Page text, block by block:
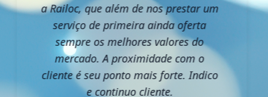
a Railoc, que além de nos prestar um
serviço de primeira ainda oferta
sempre os melhores valores do
mercado. A proximidade com o
cliente é seu ponto mais forte. Indico
e continuo cliente.